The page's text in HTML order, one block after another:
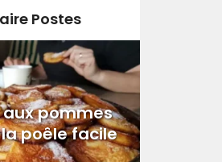
Postes
pommes
poêle facile